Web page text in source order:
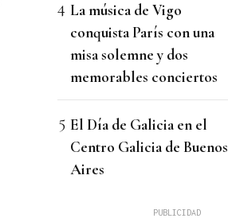
La música de Vigo
conquista París con una
misa solemne y dos
memorables conciertos
El Día de Galicia en el
Centro Galicia de Buenos
Aires